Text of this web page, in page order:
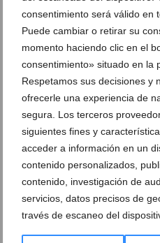
consentimiento será válido en
Puede cambiar o retirar su
momento haciendo clic en el
consentimiento» situado en la
Respetamos sus decisiones y
ofrecerle una experiencia de
segura. Los terceros
siguientes fines y
acceder a información en un
contenido personalizados,
contenido, investigación de
servicios, datos precisos de
través de escaneo del
Presentación de los llibrets de la falla
Los cargos de la Oeste celebran su
premio de 2022
Monumento infantil de la falla Oeste de
día de 2022
Monumento infantil de la falla Oeste de
2022 de noche
Nit d’Albades de 2022 en la falla Oeste